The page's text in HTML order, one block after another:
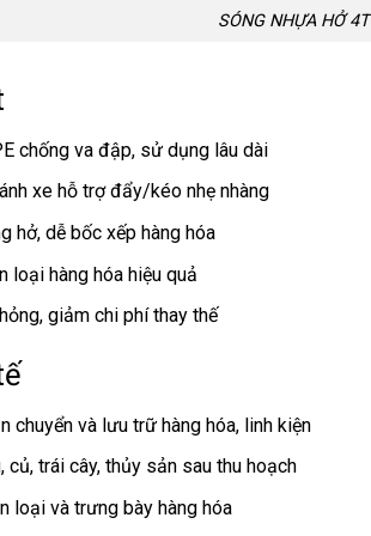
SÓNG NHỰA HỞ
chống va đập, sử dụng lâu dài
xe hỗ trợ đẩy/kéo nhẹ nhàng
hở, dễ bốc xếp hàng hóa
loại hàng hóa hiệu quả
giảm chi phí thay thế
chuyển và lưu trữ hàng hóa, linh kiện
củ, trái cây, thủy sản sau thu hoạch
loại và trưng bày hàng hóa